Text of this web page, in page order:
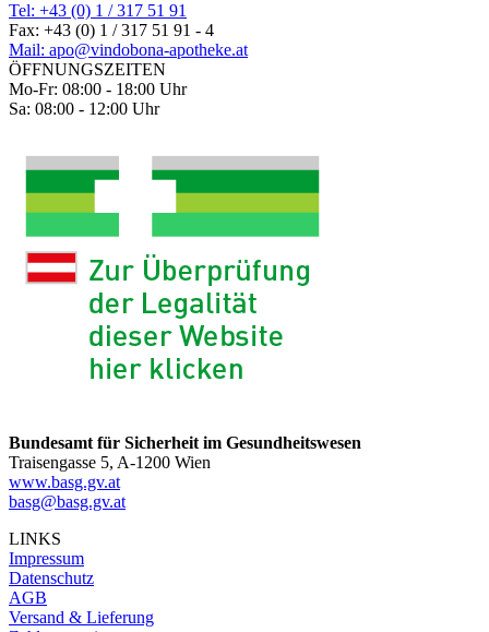
Tel: +43 (0) 1 / 317 51 91
Fax: +43 (0) 1 / 317 51 91 - 4
Mail: apo@vindobona-apotheke.at
ÖFFNUNGSZEITEN
Mo-Fr: 08:00 - 18:00 Uhr
Sa: 08:00 - 12:00 Uhr
Bundesamt für Sicherheit im Gesundheitswesen
Traisengasse 5, A-1200 Wien
www.basg.gv.at
basg@basg.gv.at
LINKS
Impressum
Datenschutz
AGB
Versand & Lieferung